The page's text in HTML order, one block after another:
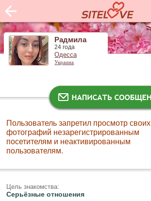
Радмила
24 года
Одесса
Украина
Пользователь запретил просмотр своих
фотографий незарегистрированным
посетителям и неактивированным
пользователям.
Цель знакомства:
Серьёзные отношения